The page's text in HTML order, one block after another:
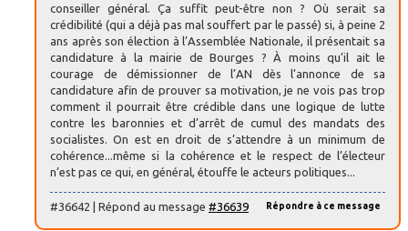
conseiller général. Ça suffit peut-être non ? Où serait sa
crédibilité (qui a déjà pas mal souffert par le passé) si, à peine 2
ans après son élection à l’Assemblée Nationale, il présentait sa
candidature à la mairie de Bourges ? À moins qu’il ait le
courage de démissionner de l’AN dès l’annonce de sa
candidature afin de prouver sa motivation, je ne vois pas trop
comment il pourrait être crédible dans une logique de lutte
contre les baronnies et d’arrêt de cumul des mandats des
socialistes. On est en droit de s’attendre à un minimum de
cohérence...même si la cohérence et le respect de l’électeur
n’est pas ce qui, en général, étouffe le acteurs politiques...
Répondre à ce message
#36642 | Répond au message #36639